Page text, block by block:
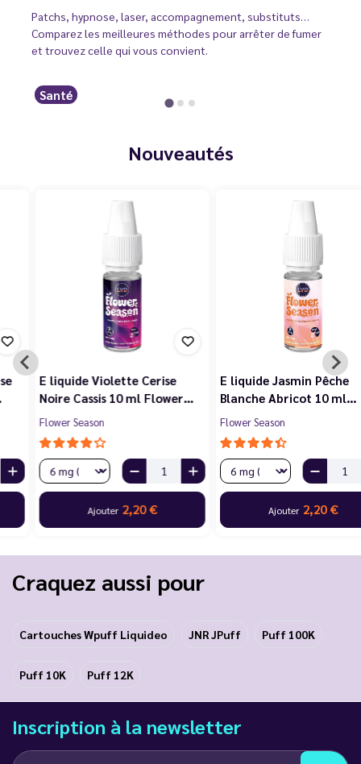
Patchs, hypnose, laser, accompagnement, substituts…
Comparez les meilleures méthodes pour arrêter de fumer
et trouvez celle qui vous convient.
Santé
Nouveautés
E liquide Violette Cerise
Noire Cassis 10 ml Flower…
Flower Season
Ajouter2,20 €
E liquide Jasmin Pêche
Blanche Abricot 10 ml…
Flower Season
Ajouter2,20 €
Craquez aussi pour
Cartouches Wpuff Liquideo JNR JPuff Puff 100K
Puff 10K Puff 12K
Inscription à la newsletter